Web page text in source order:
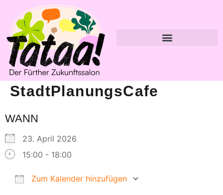
StadtPlanungsCafe
WANN
23. April 2026
15:00 - 18:00
Zum Kalender hinzufügen